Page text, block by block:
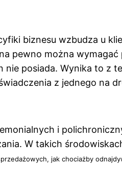
biznesu wzbudza u
pewno można
posiada. Wynika to z
z jednego na
i
W takich
jak chociażby